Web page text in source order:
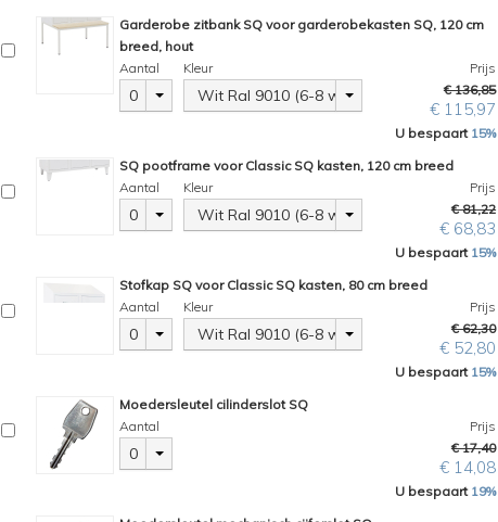
Garderobe zitbank SQ voor garderobekasten SQ, 120 cm
breed, hout
Aantal
0
Kleur
Wit Ral 9010 (6-8 weken)
Prijs
€ 136,85
€ 115,97
U bespaart 15%
SQ pootframe voor Classic SQ kasten, 120 cm breed
Aantal
0
Kleur
Wit Ral 9010 (6-8 weken)
Prijs
€ 81,22
€ 68,83
U bespaart 15%
Stofkap SQ voor Classic SQ kasten, 80 cm breed
Aantal
0
Kleur
Wit Ral 9010 (6-8 weken)
Prijs
€ 62,30
€ 52,80
U bespaart 15%
Moedersleutel cilinderslot SQ
Aantal
0
Prijs
€ 17,40
€ 14,08
U bespaart 19%